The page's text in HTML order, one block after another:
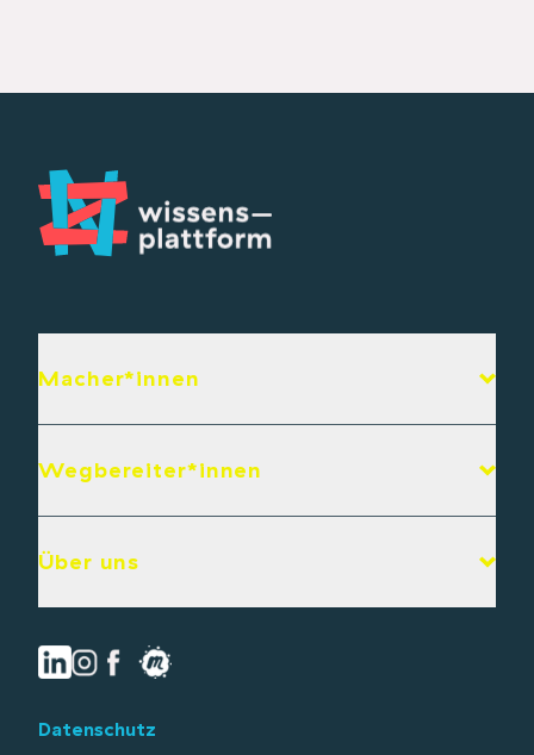
Macher*innen
Wegbereiter*innen
Über uns
Datenschutz